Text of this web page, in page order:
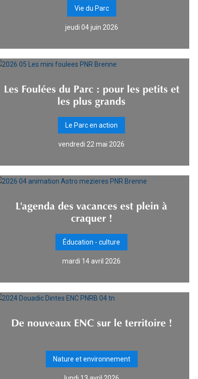
Vie du Parc
jeudi 04 juin 2026
Les Foulées du Parc : pour les petits et
les plus grands
Le Parc en action
vendredi 22 mai 2026
L'agenda des vacances est plein à
craquer !
Éducation - culture
mardi 14 avril 2026
De nouveaux ENC sur le territoire !
Nature et environnement